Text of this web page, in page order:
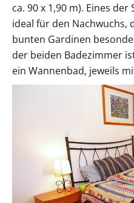
ca. 90 x 1,90 m). Eines
ideal für den Nachwuchs,
bunten Gardinen
der beiden Badezimmer
ein Wannenbad, jeweils